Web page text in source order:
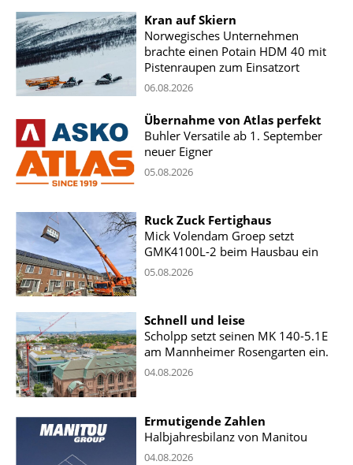
Kran auf Skiern
Norwegisches Unternehmen
brachte einen Potain HDM 40 mit
Pistenraupen zum Einsatzort
06.08.2026
Übernahme von Atlas perfekt
Buhler Versatile ab 1. September
neuer Eigner
05.08.2026
Ruck Zuck Fertighaus
Mick Volendam Groep setzt
GMK4100L-2 beim Hausbau ein
05.08.2026
Schnell und leise
Scholpp setzt seinen MK 140-5.1E
am Mannheimer Rosengarten ein.
04.08.2026
Ermutigende Zahlen
Halbjahresbilanz von Manitou
04.08.2026